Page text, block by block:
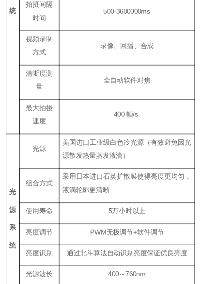
统
拍摄间隔
时间
500-3600000ms
视频录制
方式
录像、回播、合成
清晰度测
量
全自动软件对焦
最大拍摄
速度
400 帧/s
光
源
系
统
光源
美国进口工业级白色冷光源（有效避免因光
源散发热量蒸发液滴）
组合方式
采用日本进口石英扩散膜使得亮度更均匀，
液滴轮廓更清晰
使用寿命 5万小时以上
亮度调节 PWM无极调节+软件调节
亮度识别 通过北斗算法自动识别亮度保证优良亮度
光源波长 400～760nm